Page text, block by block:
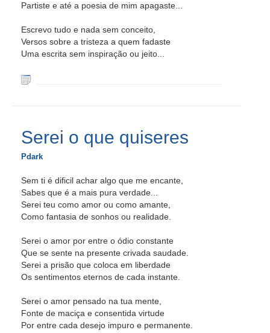
Partiste e até a poesia de mim apagaste...
Escrevo tudo e nada sem conceito,
Versos sobre a tristeza a quem fadaste
Uma escrita sem inspiração ou jeito...
Serei o que quiseres
Pdark
Sem ti é dificil achar algo que me encante,
Sabes que é a mais pura verdade...
Serei teu como amor ou como amante,
Como fantasia de sonhos ou realidade.
Serei o amor por entre o ódio constante
Que se sente na presente crivada saudade.
Serei a prisão que coloca em liberdade
Os sentimentos eternos de cada instante.
Serei o amor pensado na tua mente,
Fonte de maciça e consentida virtude
Por entre cada desejo impuro e permanente.